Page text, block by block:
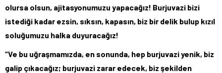
olursa olsun, ajitasyonumuzu yapacağız! Burjuvazi bizi
istediği kadar ezsin, sıksın, kapasın, biz bir delik bulup kızıl
soluğumuzu halka duyuracağız!
“Ve bu uğraşmamızda, en sonunda, hep burjuvazi yenik, biz
galip çıkacağız; burjuvazi zarar edecek, biz şekilden